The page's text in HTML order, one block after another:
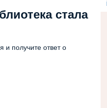
стала
и получите ответ о